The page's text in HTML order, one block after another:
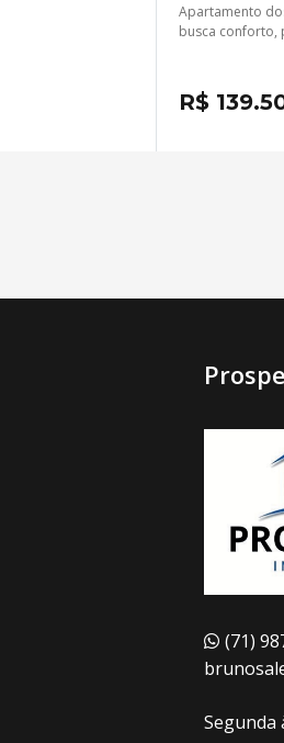
Apartamento
busca conforto,
R$
(71)
Segunda